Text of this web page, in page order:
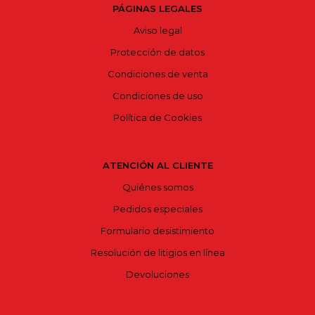
PÁGINAS LEGALES
Aviso legal
Protección de datos
Condiciones de venta
Condiciones de uso
Política de Cookies
ATENCIÓN AL CLIENTE
Quiénes somos
Pedidos especiales
Formulario desistimiento
Resolución de litigios en línea
Devoluciones